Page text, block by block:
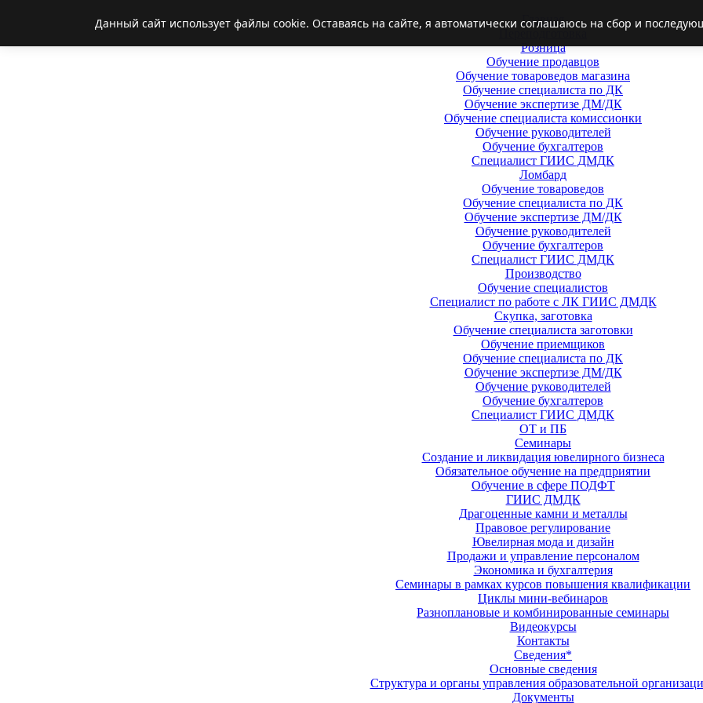
Главная
Розница
Обучение продавцов
Обучение товароведов магазина
Обучение специалиста по ДК
Обучение экспертизе ДМ/ДК
Обучение специалиста комиссионки
Обучение руководителей
Обучение бухгалтеров
Специалист ГИИС ДМДК
Ломбард
Обучение товароведов
Обучение специалиста по ДК
Обучение экспертизе ДМ/ДК
Обучение руководителей
Обучение бухгалтеров
Специалист ГИИС ДМДК
Производство
Обучение специалистов
Специалист по работе с ЛК ГИИС ДМДК
Скупка, заготовка
Обучение специалиста заготовки
Обучение приемщиков
Обучение специалиста по ДК
Обучение экспертизе ДМ/ДК
Обучение руководителей
Обучение бухгалтеров
Специалист ГИИС ДМДК
ОТ и ПБ
Семинары
Создание и ликвидация ювелирного бизнеса
Обязательное обучение на предприятии
Обучение в сфере ПОДФТ
ГИИС ДМДК
Драгоценные камни и металлы
Правовое регулирование
Ювелирная мода и дизайн
Продажи и управление персоналом
Экономика и бухгалтерия
Семинары в рамках курсов повышения квалификации
Циклы мини-вебинаров
Разноплановые и комбинированные семинары
Видеокурсы
Контакты
Сведения*
Основные сведения
Структура и органы управления образовательной
Документы
Данный сайт использует файлы cookie. Оставаясь на сайте, я автоматически соглашаюсь на сбор и